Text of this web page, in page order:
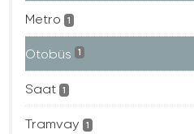
Metro 1
Otobüs 1
Saat 1
Tramvay 1